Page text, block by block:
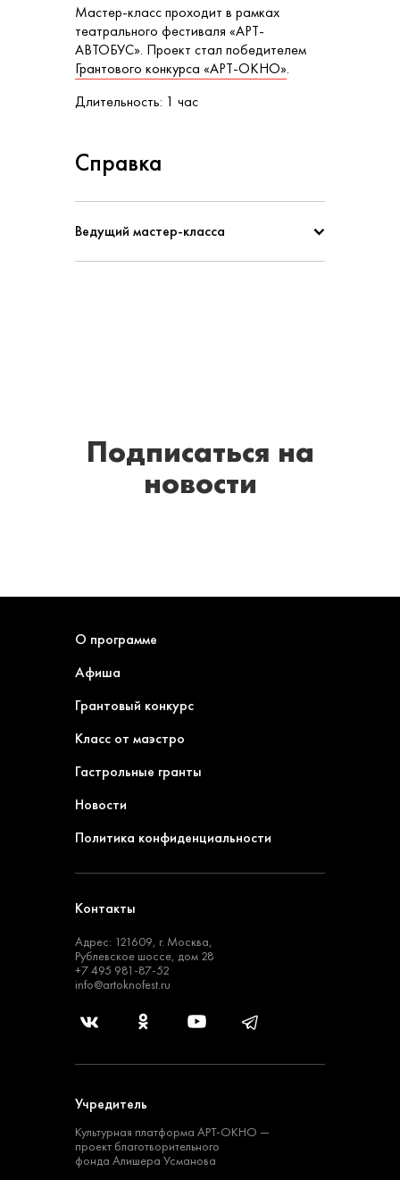
Мастер-класс проходит в рамках
театрального фестиваля «АРТ-
АВТОБУС». Проект стал победителем
Грантового конкурса «АРТ-ОКНО».
Длительность: 1 час
Справка
Ведущий мастер-класса
Подписаться на
новости
О программе
Афиша
Грантовый конкурс
Класс от маэстро
Гастрольные гранты
Новости
Политика конфиденциальности
Контакты
Адрес: 121609, г. Москва,
Рублевское шоссе, дом 28
+7 495 981-87-52
info@artoknofest.ru
Учредитель
Культурная платформа АРТ-ОКНО —
проект благотворительного
фонда Алишера Усманова